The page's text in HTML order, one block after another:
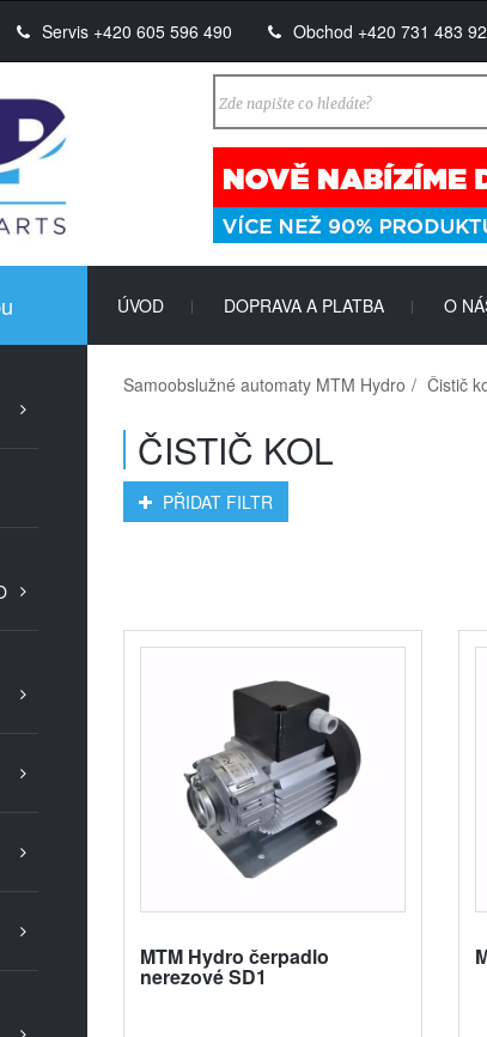
Servis +420 605 596 490 Obchod +420 731 483
ÚVOD | DOPRAVA A PLATBA | O
Samoobslužné automaty MTM Hydro Čistič
ČISTIČ KOL
PŘIDAT FILTR
MTM Hydro čerpadlo
nerezové SD1